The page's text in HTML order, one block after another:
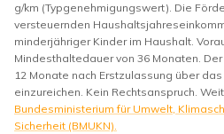
g/km (Typgenehmigungswert). Die
versteuernden
minderjähriger Kinder im Haushalt.
Mindesthaltedauer von 36 Monaten.
12 Monate nach Erstzulassung über
einzureichen. Kein Rechtsanspruch.
Bundesministerium für Umwelt,
Sicherheit (BMUKN).